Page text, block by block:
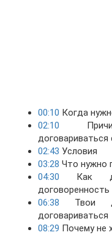
00:10 Когда
02:10
договариваться
02:43 Условия
03:28 Что нужно
04:30 Как
договоренность
06:38 Твои
договариваться
08:29 Почему не